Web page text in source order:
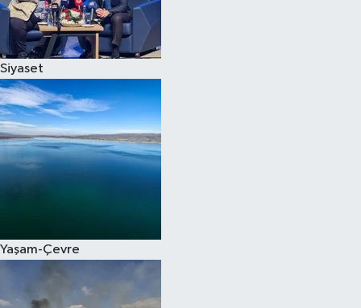
Siyaset
Yaşam-Çevre
Spor
Çocuk
Eğitim
Kim kimdir?